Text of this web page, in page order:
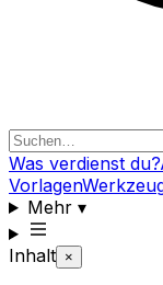
Was verdienst du?
Vorlagen
Mehr▾
Inhalt ×